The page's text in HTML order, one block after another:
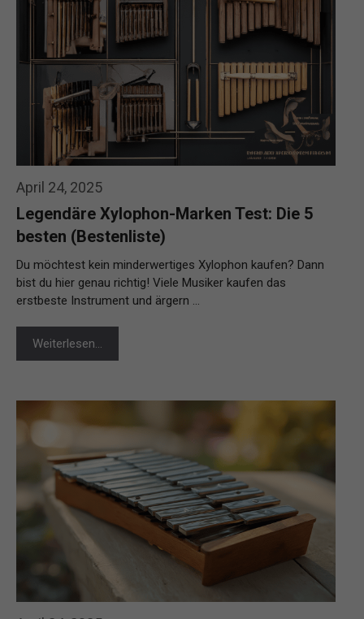
April 24, 2025
Legendäre Xylophon-Marken Test: Die 5
besten (Bestenliste)
Du möchtest kein minderwertiges Xylophon kaufen? Dann
bist du hier genau richtig! Viele Musiker kaufen das
erstbeste Instrument und ärgern …
Weiterlesen…